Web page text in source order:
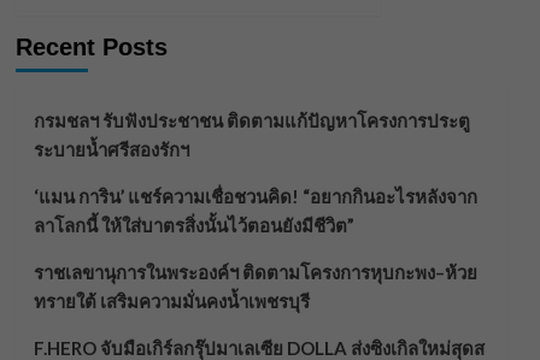
Recent Posts
กรมชลฯ รับฟังประชาชน ติดตามแก้ปัญหาโครงการประตู
ระบายน้ำศรีสองรักฯ
‘แมน การิน’ แชร์ความเชื่อชวนคิด! “อยากกินอะไรหลังจาก
ลาโลกนี้ ให้ใส่บาตรสิ่งนั้นไว้ตอนยังมีชีวิต”
ราชเลขานุการในพระองค์ฯ ติดตามโครงการหุบกะพง–ห้วย
ทรายใต้ เสริมความมั่นคงน้ำเพชรบุรี
F.HERO จับมือเกิร์ลกรุ๊ปมาเลเซีย DOLLA ส่งซิงเกิลใหม่สุดส